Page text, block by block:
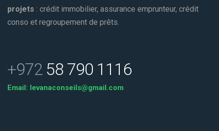
projets : crédit immobilier, assurance emprunteur, crédit
conso et regroupement de prêts.
+972 58 790 1116
Email: levanaconseils@gmail.com